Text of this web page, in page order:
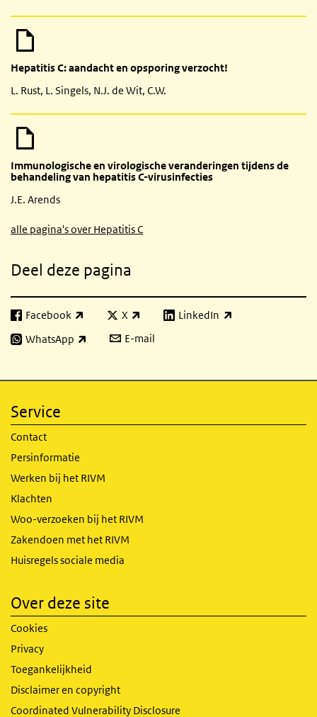
Hepatitis C: aandacht en opsporing verzocht!
L. Rust, L. Singels, N.J. de Wit, C.W.
Immunologische en virologische veranderingen tijdens de
behandeling van hepatitis C-virusinfecties
J.E. Arends
alle pagina's over Hepatitis C
Deel deze pagina
Facebook
(externe link) X
(externe link) LinkedIn
(externe link)
WhatsApp
(externe link) E-mail
Service
Contact
Persinformatie
Werken bij het RIVM
Klachten
Woo-verzoeken bij het RIVM
Zakendoen met het RIVM
Huisregels sociale media
Over deze site
Cookies
Privacy
Toegankelijkheid
Disclaimer en copyright
Coordinated Vulnerability Disclosure